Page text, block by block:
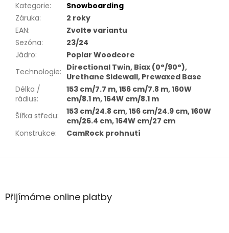
Kategorie:
Snowboarding
Záruka:
2 roky
EAN:
Zvolte variantu
Sezóna:
23/24
Jádro:
Poplar Woodcore
Technologie: Directional Twin, Biax (0°/90°),
Urethane Sidewall, Prewaxed Base
Délka /
rádius:
153 cm/7.7 m, 156 cm/7.8 m, 160W
cm/8.1 m, 164W cm/8.1 m
Šířka středu:
153 cm/24.8 cm, 156 cm/24.9 cm, 160W
cm/26.4 cm, 164W cm/27 cm
Konstrukce: CamRock prohnutí
Z
aPřijímáme online platby